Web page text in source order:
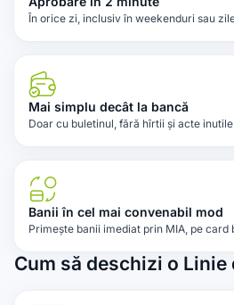
În orice zi, inclusiv în weekenduri sau
Mai simplu decât la bancă
Doar cu buletinul, fără hîrtii și acte inutile
Banii în cel mai convenabil mod
Primește banii imediat prin MIA, pe card
Cum să deschizi o Linie